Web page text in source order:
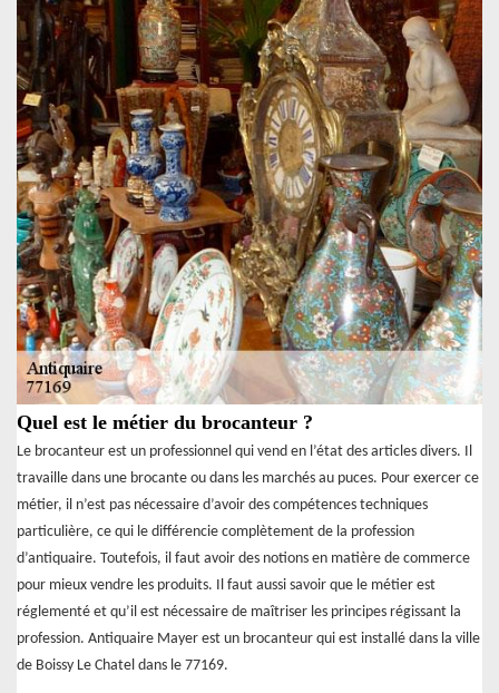
Quel est le métier du brocanteur ?
Le brocanteur est un professionnel qui vend en l’état des articles divers. Il
travaille dans une brocante ou dans les marchés au puces. Pour exercer ce
métier, il n’est pas nécessaire d’avoir des compétences techniques
particulière, ce qui le différencie complètement de la profession
d’antiquaire. Toutefois, il faut avoir des notions en matière de commerce
pour mieux vendre les produits. Il faut aussi savoir que le métier est
réglementé et qu’il est nécessaire de maîtriser les principes régissant la
profession. Antiquaire Mayer est un brocanteur qui est installé dans la ville
de Boissy Le Chatel dans le 77169.